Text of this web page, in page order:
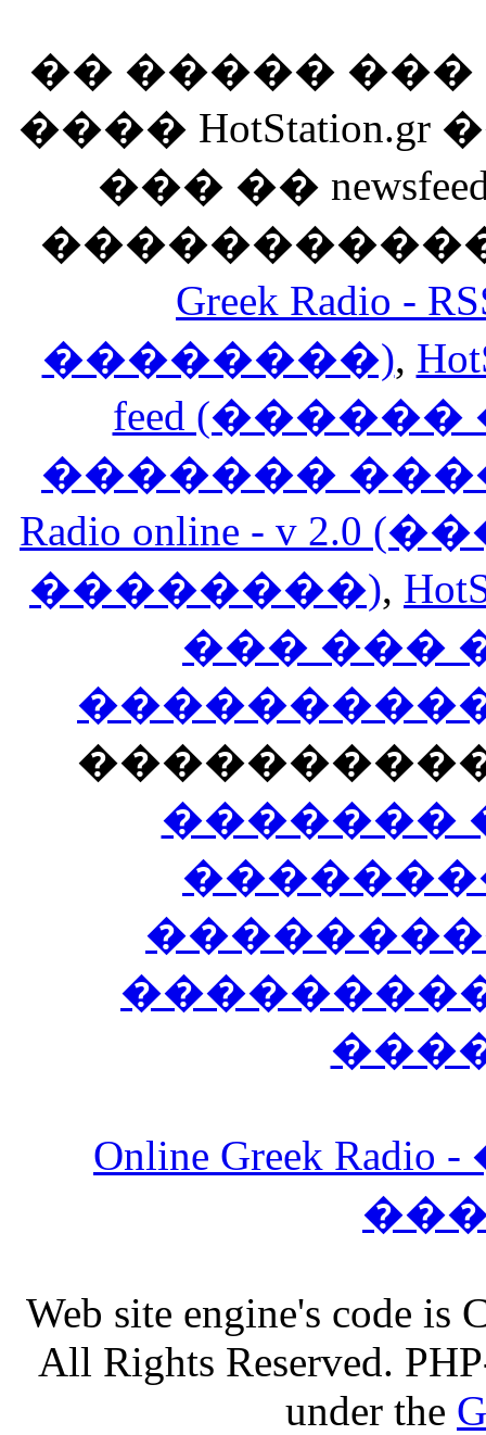
�� �����
����
��� ��
Greek Radio
��������),
feed
�������
Radio online - v
��������),
��� ���
�������
Online Greek
Web site engine's code
All Rights Reserved.
under the